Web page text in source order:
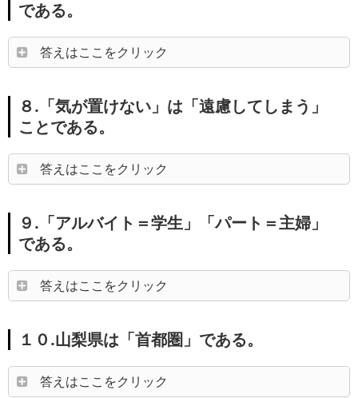
である。
答えはここをクリック
８.「気が置けない」は「遠慮してしまう」
ことである。
答えはここをクリック
９.「アルバイト＝学生」「パート＝主婦」
である。
答えはここをクリック
１０.山梨県は「首都圏」である。
答えはここをクリック